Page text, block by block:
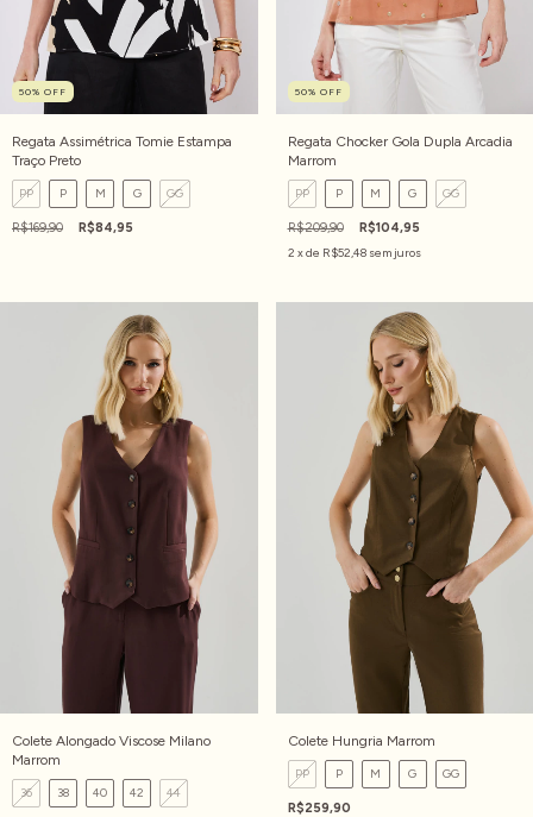
50% OFF
Regata Assimétrica Tomie Estampa
Traço Preto
PP P M G GG
R$169,90 R$84,95
50% OFF
Regata Chocker Gola Dupla Arcadia
Marrom
PP P M G GG
R$209,90
R$104,95
2 x de R$52,48 sem juros
Colete Alongado Viscose Milano
Marrom
36 38 40 42 44
Colete Hungria Marrom
PP P M G GG
R$259,90